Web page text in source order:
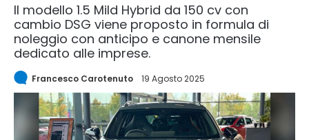
Il modello 1.5 Mild Hybrid da 150 cv con
cambio DSG viene proposto in formula di
noleggio con anticipo e canone mensile
dedicato alle imprese.
Francesco Carotenuto 19 Agosto 2025